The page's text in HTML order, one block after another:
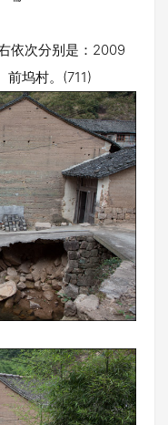
次分别是：2009
前坞村。(711)